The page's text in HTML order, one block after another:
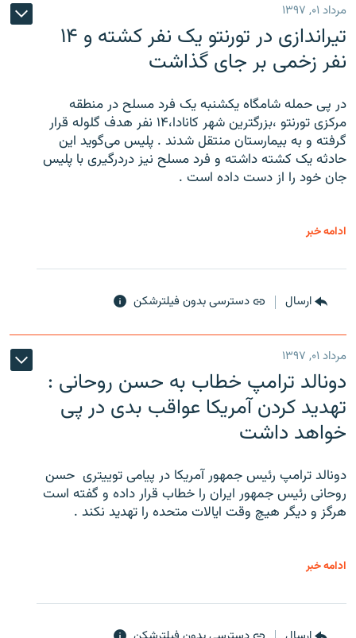
مرداد ۰۱, ۱۳۹۷
تیراندازی در تورنتو یک نفر کشته و ۱۴
نفر زخمی بر جای گذاشت
در پی حمله شامگاه یکشنبه یک فرد مسلح در منطقه
مرکزی تورنتو ،‌بزرگترین شهر کانادا،۱۴ نفر هدف گلوله قرار
گرفته و به بیمارستان منتقل شدند . پلیس می‌گوید این
حادثه یک کشته داشته و فرد مسلح نیز دردرگیری با پلیس
جان خود را از دست داده است .
ادامه خبر
ارسال دسترسی بدون فیلترشکن
مرداد ۰۱, ۱۳۹۷
دونالد ترامپ خطاب به حسن روحانی :
تهدید کردن آمریکا عواقب بدی در پی
خواهد داشت
دونالد ترامپ رئیس جمهور آمریکا در پیامی توییتری ‌ حسن
روحانی رئیس جمهور ایران را خطاب قرار داده و گفته است
هرگز و دیگر هیچ وقت ایالات متحده را تهدید نکند .
ادامه خبر